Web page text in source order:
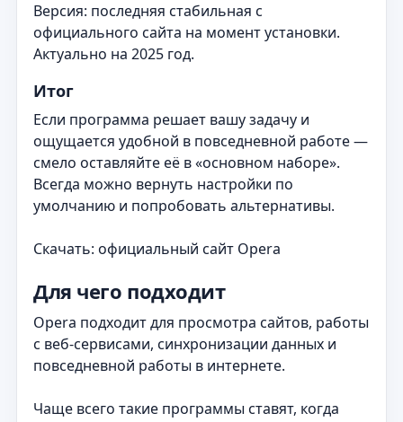
Версия: последняя стабильная с
официального сайта на момент установки.
Актуально на 2025 год.
Итог
Если программа решает вашу задачу и
ощущается удобной в повседневной работе —
смело оставляйте её в «основном наборе».
Всегда можно вернуть настройки по
умолчанию и попробовать альтернативы.
Скачать: официальный сайт Opera
Для чего подходит
Opera подходит для просмотра сайтов, работы
с веб-сервисами, синхронизации данных и
повседневной работы в интернете.
Чаще всего такие программы ставят, когда